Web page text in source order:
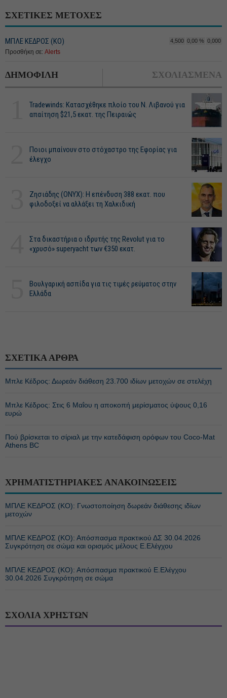
ΣΧΕΤΙΚΕΣ ΜΕΤΟΧΕΣ
ΜΠΛΕ ΚΕΔΡΟΣ (ΚΟ) 4,500 0,00 % 0,000
Προσθήκη σε: Alerts
ΔΗΜΟΦΙΛΗ ΣΧΟΛΙΑΣΜΕΝΑ
Tradewinds: Κατασχέθηκε πλοίο του Ν. Λιβανού για
απαίτηση $21,5 εκατ. της Πειραιώς
Ποιοι μπαίνουν στο στόχαστρο της Εφορίας για
έλεγχο
Ζησιάδης (ONYX): Η επένδυση 388 εκατ. που
φιλοδοξεί να αλλάξει τη Χαλκιδική
Στα δικαστήρια ο ιδρυτής της Revolut για το
«χρυσό» superyacht των €350 εκατ.
Βουλγαρική ασπίδα για τις τιμές ρεύματος στην
Ελλάδα
ΣΧΕΤΙΚΑ ΑΡΘΡΑ
Μπλε Κέδρος: Δωρεάν διάθεση 23.700 ιδίων μετοχών σε στελέχη
Μπλε Κέδρος: Στις 6 Μαΐου η αποκοπή μερίσματος ύψους 0,16
ευρώ
Πού βρίσκεται το σίριαλ με την κατεδάφιση ορόφων του Coco-Mat
Athens BC
ΧΡΗΜΑΤΙΣΤΗΡΙΑΚΕΣ ΑΝΑΚΟΙΝΩΣΕΙΣ
ΜΠΛΕ ΚΕΔΡΟΣ (ΚΟ): Γνωστοποίηση δωρεάν διάθεσης ιδίων
μετοχών
ΜΠΛΕ ΚΕΔΡΟΣ (ΚΟ): Απόσπασμα πρακτικού ΔΣ 30.04.2026
Συγκρότηση σε σώμα και ορισμός μέλους Ε.Ελέγχου
ΜΠΛΕ ΚΕΔΡΟΣ (ΚΟ): Απόσπασμα πρακτικού Ε.Ελέγχου
30.04.2026 Συγκρότηση σε σώμα
ΣΧΟΛΙΑ ΧΡΗΣΤΩΝ